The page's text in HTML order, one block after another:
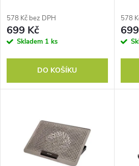
r
o
u
p
r
o
d
578 Kč bez DPH
699 Kč
Skladem 1 ks
DO KOŠÍKU
578